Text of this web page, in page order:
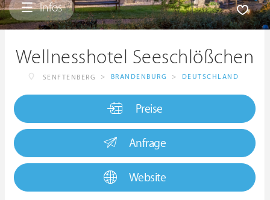
Infos
Wellnesshotel Seeschlößchen
SENFTENBERG > BRANDENBURG > DEUTSCHLAND
Preise
Anfrage
Website